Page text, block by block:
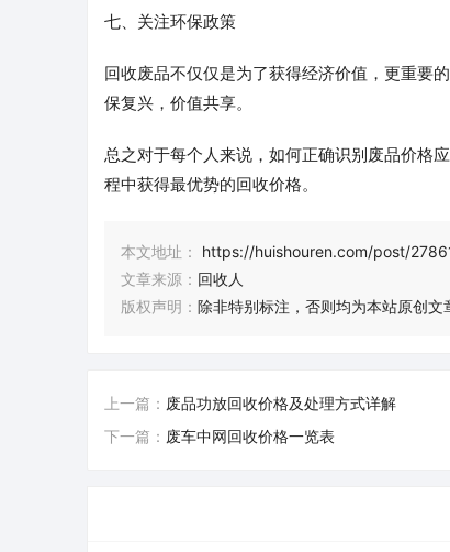
七、关注环保政策
回收废品不仅仅是为了获得经济价值，更重要
保复兴，价值共享。
总之对于每个人来说，如何正确识别废品价格
程中获得最优势的回收价格。
本文地址：
https://huishouren.com/post/
文章来源： 回收人
版权声明： 除非特别标注，否则均为本站原创文
上一篇： 废品功放回收价格及处理方式详解
下一篇： 废车中网回收价格一览表